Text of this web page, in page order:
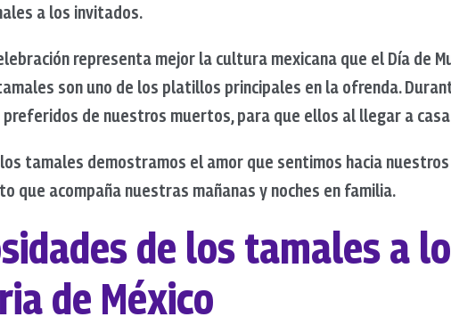
a los invitados.
representa mejor la cultura mexicana que el Día de
son uno de los platillos principales en la ofrenda.
de nuestros muertos, para que ellos al llegar a
tamales demostramos el amor que sentimos hacia
que acompaña nuestras mañanas y noches en familia.
de los tamales a
de México